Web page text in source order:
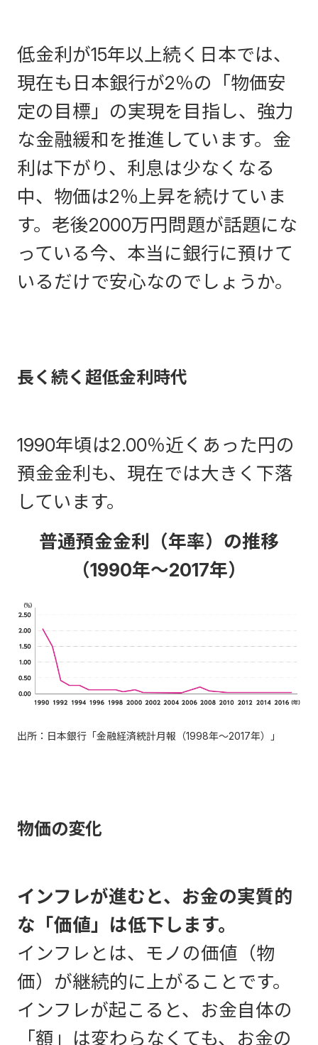
低金利が15年以上続く日本では、
現在も日本銀行が2％の「物価安
定の目標」の実現を目指し、強力
な金融緩和を推進しています。金
利は下がり、利息は少なくなる
中、物価は2％上昇を続けていま
す。老後2000万円問題が話題にな
っている今、本当に銀行に預けて
いるだけで安心なのでしょうか。
長く続く超低金利時代
1990年頃は2.00％近くあった円の
預金金利も、現在では大きく下落
しています。
普通預金金利（年率）の推移
（1990年～2017年）
出所：日本銀行「金融経済統計月報（1998年〜2017年）」
物価の変化
インフレが進むと、お金の実質的
な「価値」は低下します。
インフレとは、モノの価値（物
価）が継続的に上がることです。
インフレが起こると、お金自体の
「額」は変わらなくても、お金の